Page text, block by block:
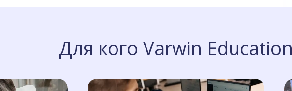
Для кого Varwin Education